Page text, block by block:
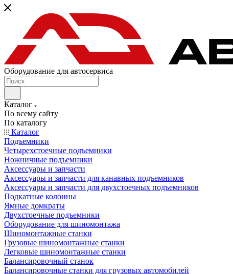
Оборудование для автосервиса
Каталог
По всему сайту
По каталогу
Каталог
Подъемники
Четырехстоечные подъемники
Ножничные подъемники
Аксессуары и запчасти
Аксессуары и запчасти для канавных подъемников
Аксессуары и запчасти для двухстоечных подъемников
Подкатные колонны
Ямные домкраты
Двухстоечные подъемники
Оборудование для шиномонтажа
Шиномонтажные станки
Грузовые шиномонтажные станки
Легковые шиномонтажные станки
Балансировочный станок
Балансировочные станки для грузовых автомобилей